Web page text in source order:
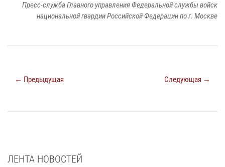
Пресс-служба Главного управления Федеральной службы войск
национальной гвардии Российской Федерации по г. Москве
← Предыдущая Следующая →
ЛЕНТА НОВОСТЕЙ